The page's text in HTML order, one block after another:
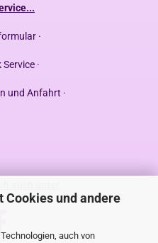
Cookies und andere
auch von
·
Service ·
und Anfahrt ·